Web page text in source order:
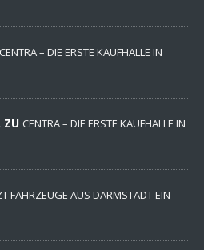
CENTRA – DIE ERSTE KAUFHALLE IN
ZU CENTRA – DIE ERSTE KAUFHALLE IN
FAHRZEUGE AUS DARMSTADT EIN